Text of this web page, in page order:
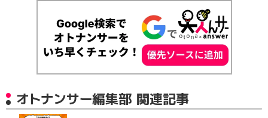
オトナンサー編集部 関連記事